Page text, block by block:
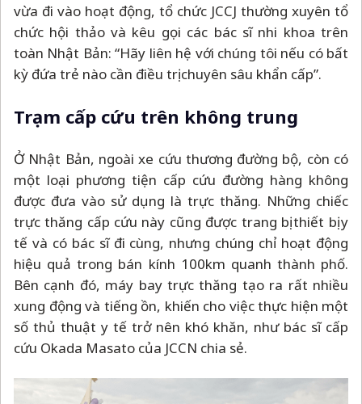
vừa đi vào hoạt động, tổ chức JCCJ thường xuyên tổ
chức hội thảo và kêu gọi các bác sĩ nhi khoa trên
toàn Nhật Bản: “Hãy liên hệ với chúng tôi nếu có bất
kỳ đứa trẻ nào cần điều trị chuyên sâu khẩn cấp”.
Trạm cấp cứu trên không trung
Ở Nhật Bản, ngoài xe cứu thương đường bộ, còn có
một loại phương tiện cấp cứu đường hàng không
được đưa vào sử dụng là trực thăng. Những chiếc
trực thăng cấp cứu này cũng được trang bị thiết bị y
tế và có bác sĩ đi cùng, nhưng chúng chỉ hoạt động
hiệu quả trong bán kính 100km quanh thành phố.
Bên cạnh đó, máy bay trực thăng tạo ra rất nhiều
xung động và tiếng ồn, khiến cho việc thực hiện một
số thủ thuật y tế trở nên khó khăn, như bác sĩ cấp
cứu Okada Masato của JCCN chia sẻ.